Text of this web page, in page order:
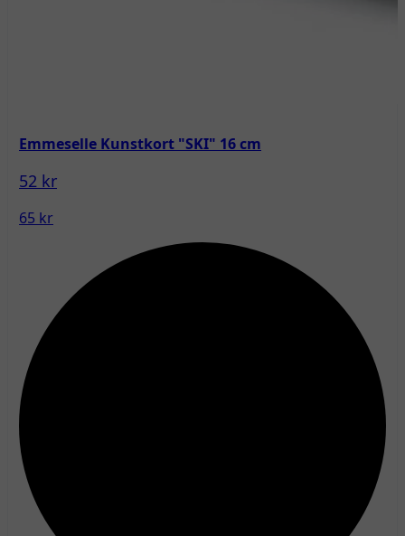
Emmeselle Kunstkort "SKI" 16 cm
52 kr
65 kr